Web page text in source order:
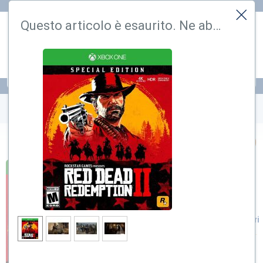
CartePSN
RED DEAD REDEMPTION 2 XBOX (TURKEY)
Esaurito
–70%
11.99
$39.99
Avvisami tramite e-mail
Aggiungi alla lista dei desideri
Ciao! Possiamo abilitare alcuni servizi aggiuntivi che richiedono i
cookie? Puoi sempre modificare o revocare il tuo consenso in un
Questo articolo è esaurito. Ne abbiamo trovato uno simile